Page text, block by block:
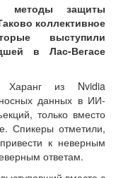
методы защиты
коллективное
выступили
в Лас-Вегасе
из Nvidia
данных в ИИ-
только вместо
Спикеры отметили,
к неверным
ответам.